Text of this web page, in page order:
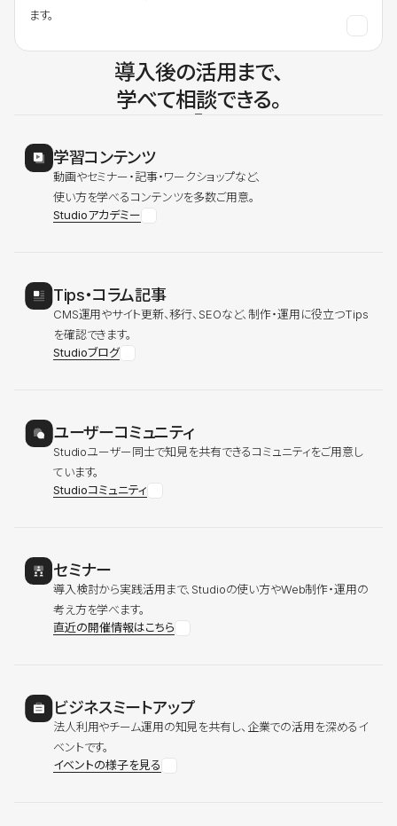
ます。
導入後の活用まで、
学べて相談できる。
学習コンテンツ
動画やセミナー・記事・ワークショップなど、
使い方を学べるコンテンツを多数ご用意。
Studioアカデミー
Tips・コラム記事
CMS運用やサイト更新、移行、SEOなど、制作・運用に役立つTips
を確認できます。
Studioブログ
ユーザーコミュニティ
Studioユーザー同士で知見を共有できるコミュニティをご用意し
ています。
Studioコミュニティ
セミナー
導入検討から実践活用まで、Studioの使い方やWeb制作・運用の
考え方を学べます。
直近の開催情報はこちら
ビジネスミートアップ
法人利用やチーム運用の知見を共有し、企業での活用を深めるイ
ベントです。
イベントの様子を見る